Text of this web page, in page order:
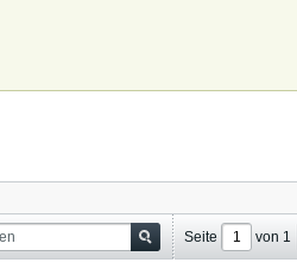
Seite von 1